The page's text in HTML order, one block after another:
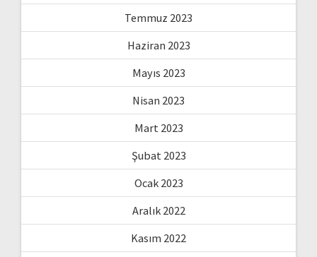
Temmuz 2023
Haziran 2023
Mayıs 2023
Nisan 2023
Mart 2023
Şubat 2023
Ocak 2023
Aralık 2022
Kasım 2022